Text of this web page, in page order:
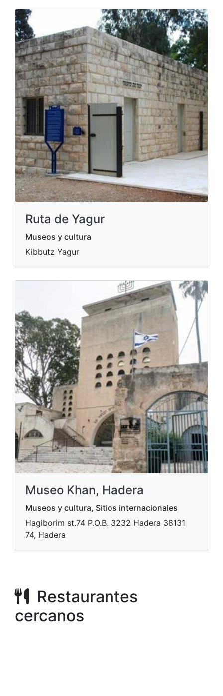
Ruta de Yagur
Museos y cultura
Kibbutz Yagur
Museo Khan, Hadera
Museos y cultura, Sitios internacionales
Hagiborim st.74 P.O.B. 3232 Hadera​ 38131
74, Hadera
Restaurantes
cercanos